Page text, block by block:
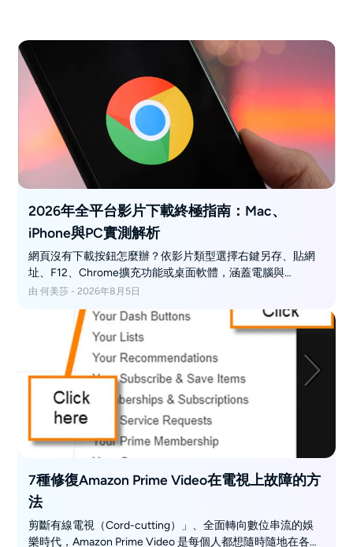
2026年全平台影片下載終極指南：Mac、
iPhone與PC實測解析
網頁沒有下載按鈕怎麼辦？依影片類型選擇右鍵另存、貼網
址、F12、Chrome擴充功能或桌面軟體，涵蓋電腦與
iPhone/Android儲存流程與常見排錯。
由 何美莎 - 2026年8月5日
7種修復Amazon Prime Video在電視上故障的方
法
剪斷有線電視（Cord-cutting）」、全面轉向數位串流的娛
樂時代，Amazon Prime Video 是每個人都想隨時隨地在各類